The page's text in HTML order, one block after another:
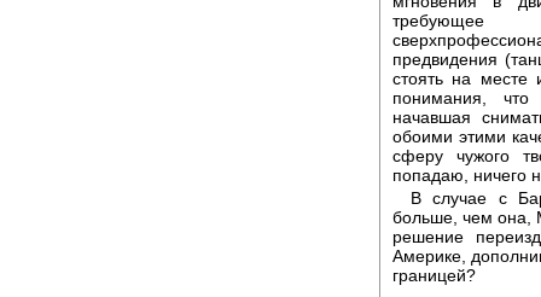
предвидения
стоять на месте
понимания,
начавшая
обоими этими
сферу чужого
попадаю, ничего
В случае с
больше, чем она,
решение
Америке,
границей?